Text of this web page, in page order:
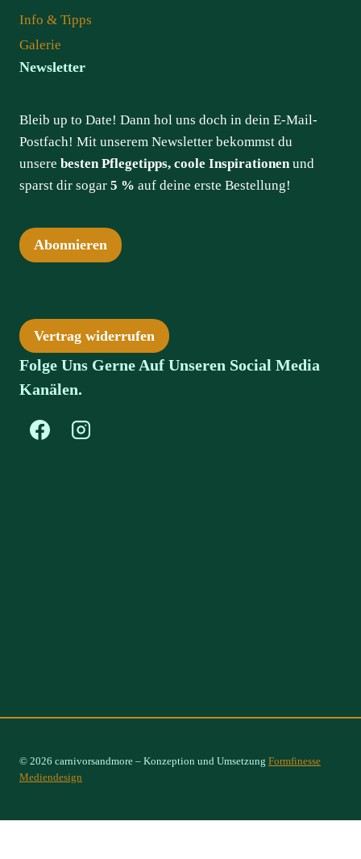
Info & Tipps
Galerie
Newsletter
Bleib up to Date! Dann hol uns doch in dein E-Mail-
Postfach! Mit unserem Newsletter bekommst du
unsere besten Pflegetipps, coole Inspirationenund
sparst dir sogar 5 % auf deine erste Bestellung!
Abonnieren
Vertrag widerrufen
Folge Uns Gerne Auf Unseren Social Media
Kanälen.
© 2026 carnivorsandmore – Konzeption und Umsetzung Formfinesse
Mediendesign